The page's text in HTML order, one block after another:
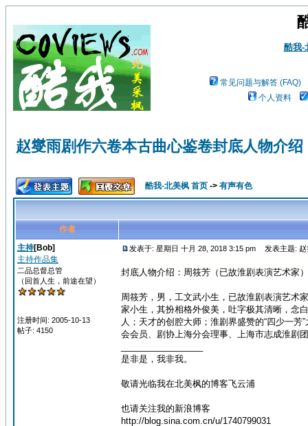
酷我-
常见问题与解答 (FAQ)
个人资料
赵燮雨剧作六卷本古曲心鉴卷封底人物介绍
酷我-北美枫 首页 -> 有声有色
作者
主持[Bob]
主持作品集
二品总督总管
（回首人生，前途在望）
注册时间: 2005-10-13
帖子: 4150
发表于: 星期日 十月 28, 2018 3:15 pm 发表主题: 赵
封底人物介绍：周筱芳（已故淮剧表演艺术家）
周筱芳，男，工文武小生，已故淮剧表演艺术
家小生，其扮相格外俊美，吐字极其清晰，念
人；天才的创腔大师；淮剧界盛赞的“四少一芳
会会员、剧协上海分会理事、上海市志成淮剧
是非是，我非我。
敬请光临我在北美枫的博客飞云浦
也请关注我的新浪博客
http://blog.sina.com.cn/u/1740799031